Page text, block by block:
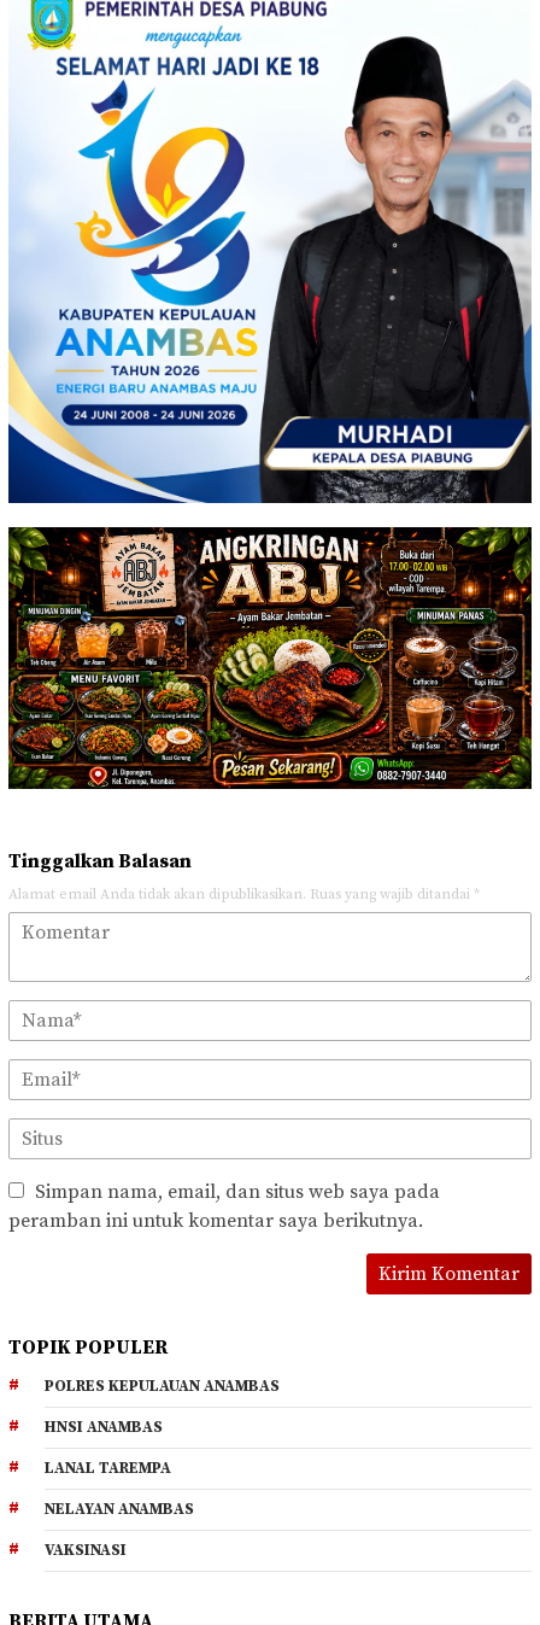
Tinggalkan Balasan
Alamat email Anda tidak akan dipublikasikan. Ruas yang wajib ditandai *
Simpan nama, email, dan situs web saya pada
peramban ini untuk komentar saya berikutnya.
TOPIK POPULER
POLRES KEPULAUAN ANAMBAS
HNSI ANAMBAS
LANAL TAREMPA
NELAYAN ANAMBAS
VAKSINASI